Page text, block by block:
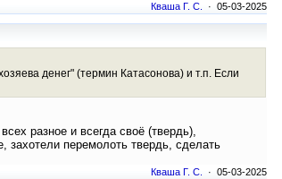
Кваша Г. С. · 05-03-2025
денег" (термин Катасонова) и т.п. Если
разное и всегда своё (твердь),
захотели перемолоть твердь, сделать
Кваша Г. С. · 05-03-2025